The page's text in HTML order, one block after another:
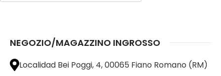
NEGOZIO/MAGAZZINO INGROSSO
Localidad Bei Poggi, 4, 00065 Fiano Romano (RM)